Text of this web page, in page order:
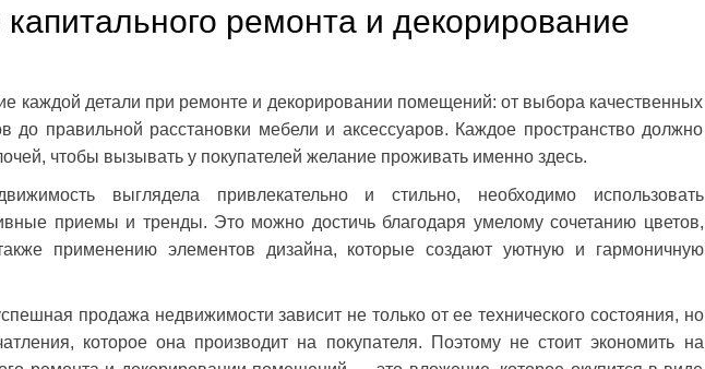
ремонта и декорирование
каждой детали при ремонте и декорировании помещений: от выбора качественных
до правильной расстановки мебели и аксессуаров. Каждое пространство должно
чтобы вызывать у покупателей желание проживать именно здесь.
выглядела привлекательно и стильно, необходимо использовать
приемы и тренды. Это можно достичь благодаря умелому сочетанию цветов,
применению элементов дизайна, которые создают уютную и гармоничную
продажа недвижимости зависит не только от ее технического состояния, но
которое она производит на покупателя. Поэтому не стоит экономить на